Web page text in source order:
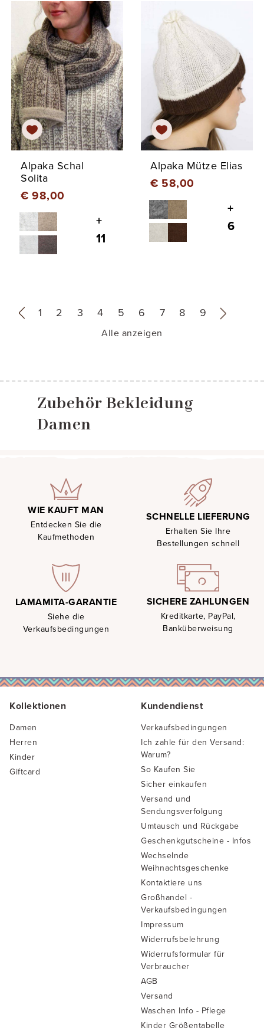
Alpaka Schal
Solita
€ 98,00
+
11
Alpaka Mütze Elias
€ 58,00
+
6
« 1 2 3 4 5 6 7 8 9 »
Alle anzeigen
Zubehör Bekleidung
Damen
WIE KAUFT MAN
Entdecken Sie die
Kaufmethoden
SCHNELLE LIEFERUNG
Erhalten Sie Ihre
Bestellungen schnell
LAMAMITA-GARANTIE
Siehe die
Verkaufsbedingungen
SICHERE ZAHLUNGEN
Kreditkarte, PayPal,
Banküberweisung
Kollektionen
Damen
Herren
Kinder
Giftcard
Kundendienst
Verkaufsbedingungen
Ich zahle für den Versand:
Warum?
So Kaufen Sie
Sicher einkaufen
Versand und
Sendungsverfolgung
Umtausch und Rückgabe
Geschenkgutscheine - Infos
Wechselnde
Weihnachtsgeschenke
Kontaktiere uns
Großhandel -
Verkaufsbedingungen
Impressum
Widerrufsbelehrung
Widerrufsformular für
Verbraucher
AGB
Versand
Waschen Info - Pflege
Kinder Größentabelle